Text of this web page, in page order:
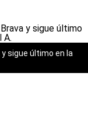
sigue último en la